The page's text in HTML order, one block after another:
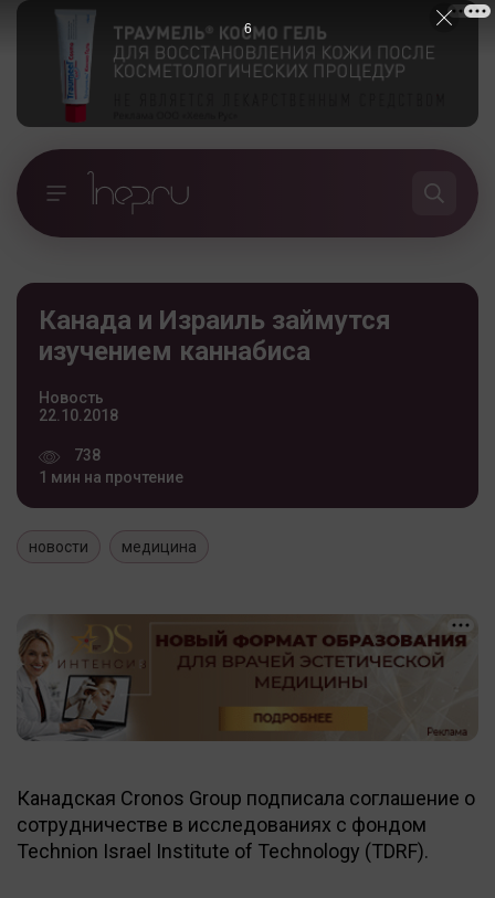
Канада и Израиль займутся
изучением каннабиса
Новость
22.10.2018
738
1 мин на прочтение
новости медицина
Канадская Cronos Group подписала соглашение о
сотрудничестве в исследованиях с фондом
Technion Israel Institute of Technology (TDRF).
5